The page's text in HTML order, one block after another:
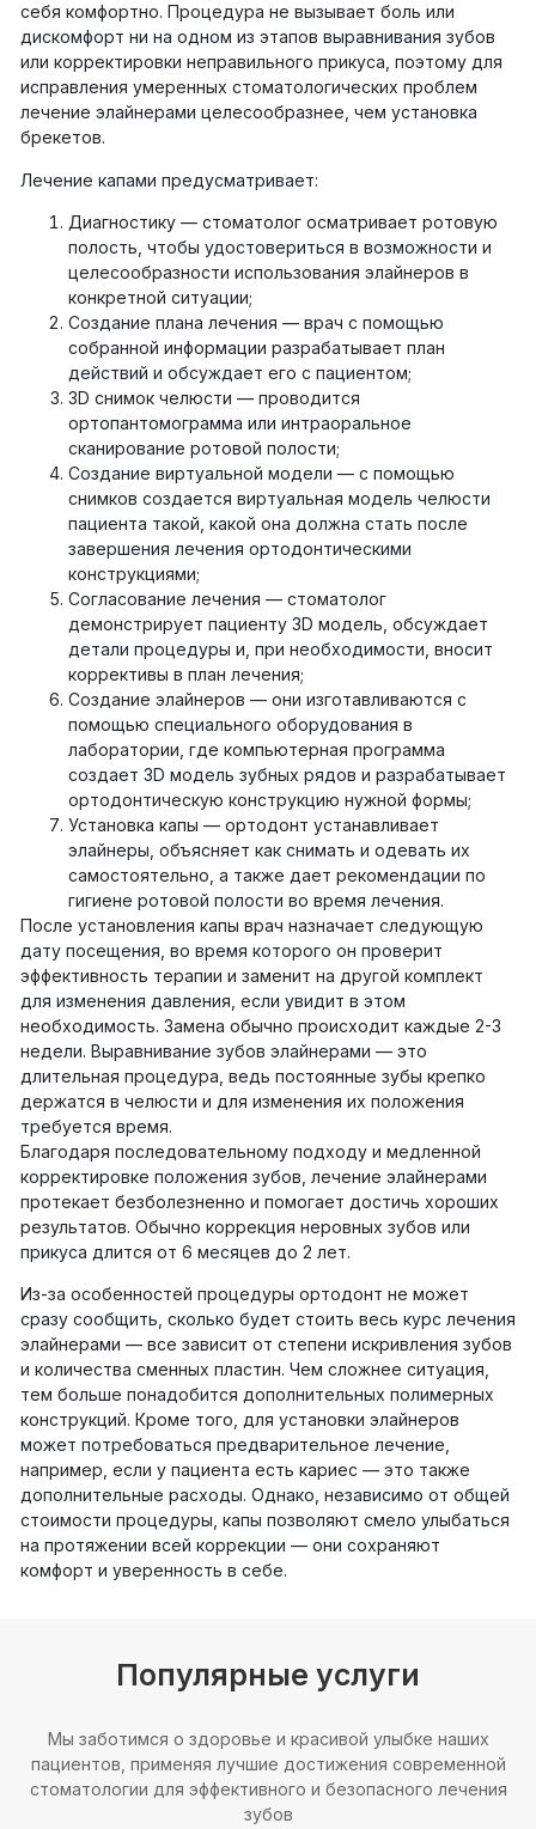
себя комфортно. Процедура не вызывает боль или
дискомфорт ни на одном из этапов выравнивания зубов
или корректировки неправильного прикуса, поэтому для
исправления умеренных стоматологических проблем
лечение элайнерами целесообразнее, чем установка
брекетов.
Лечение капами предусматривает:
Диагностику — стоматолог осматривает ротовую
полость, чтобы удостовериться в возможности и
целесообразности использования элайнеров в
конкретной ситуации;
Создание плана лечения — врач с помощью
собранной информации разрабатывает план
действий и обсуждает его с пациентом;
3D снимок челюсти — проводится
ортопантомограмма или интраоральное
сканирование ротовой полости;
Создание виртуальной модели — с помощью
снимков создается виртуальная модель челюсти
пациента такой, какой она должна стать после
завершения лечения ортодонтическими
конструкциями;
Согласование лечения — стоматолог
демонстрирует пациенту 3D модель, обсуждает
детали процедуры и, при необходимости, вносит
коррективы в план лечения;
Создание элайнеров — они изготавливаются с
помощью специального оборудования в
лаборатории, где компьютерная программа
создает 3D модель зубных рядов и разрабатывает
ортодонтическую конструкцию нужной формы;
Установка капы — ортодонт устанавливает
элайнеры, объясняет как снимать и одевать их
самостоятельно, а также дает рекомендации по
гигиене ротовой полости во время лечения.
После установления капы врач назначает следующую
дату посещения, во время которого он проверит
эффективность терапии и заменит на другой комплект
для изменения давления, если увидит в этом
необходимость. Замена обычно происходит каждые 2-3
недели. Выравнивание зубов элайнерами — это
длительная процедура, ведь постоянные зубы крепко
держатся в челюсти и для изменения их положения
требуется время.
Благодаря последовательному подходу и медленной
корректировке положения зубов, лечение элайнерами
протекает безболезненно и помогает достичь хороших
результатов. Обычно коррекция неровных зубов или
прикуса длится от 6 месяцев до 2 лет.
Из-за особенностей процедуры ортодонт не может
сразу сообщить, сколько будет стоить весь курс лечения
элайнерами — все зависит от степени искривления зубов
и количества сменных пластин. Чем сложнее ситуация,
тем больше понадобится дополнительных полимерных
конструкций. Кроме того, для установки элайнеров
может потребоваться предварительное лечение,
например, если у пациента есть кариес — это также
дополнительные расходы. Однако, независимо от общей
стоимости процедуры, капы позволяют смело улыбаться
на протяжении всей коррекции — они сохраняют
комфорт и уверенность в себе.
Популярные услуги
Мы заботимся о здоровье и красивой улыбке наших
пациентов, применяя лучшие достижения современной
стоматологии для эффективного и безопасного лечения
зубов